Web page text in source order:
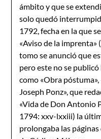
ámbito y que se
solo quedó
1792, fecha en la que
«Aviso de la imprenta»
tomo se anunció que
pero este no se
como «Obra
Joseph Ponz», que
«Vida de Don Antonio
1794: xxv-lxxiii) la
prolongaba las